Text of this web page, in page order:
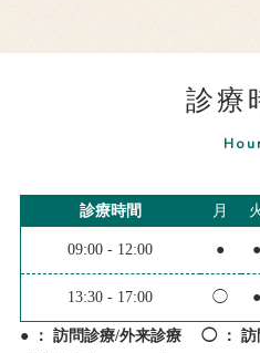
診療
診療時間 月
09:00 - 12:00 ● ●
13:30 - 17:00 ◯ ●
● ： 訪問診療/外来診療 ◯ ：